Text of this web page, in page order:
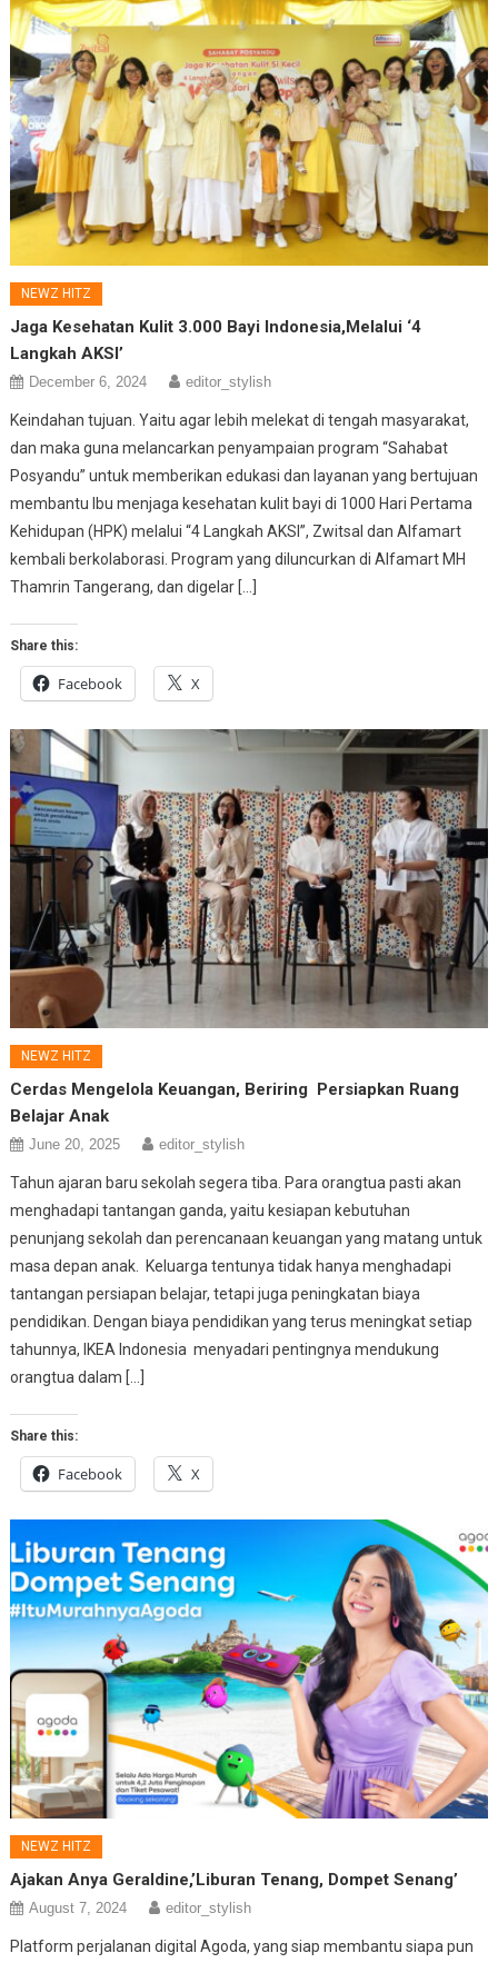
NEWZ HITZ
Jaga Kesehatan Kulit 3.000 Bayi Indonesia,Melalui ‘4
Langkah AKSI’
December 6, 2024 editor_stylish
Keindahan tujuan. Yaitu agar lebih melekat di tengah masyarakat,
dan maka guna melancarkan penyampaian program “Sahabat
Posyandu” untuk memberikan edukasi dan layanan yang bertujuan
membantu Ibu menjaga kesehatan kulit bayi di 1000 Hari Pertama
Kehidupan (HPK) melalui “4 Langkah AKSI”, Zwitsal dan Alfamart
kembali berkolaborasi. Program yang diluncurkan di Alfamart MH
Thamrin Tangerang, dan digelar […]
Share this:
Facebook X
NEWZ HITZ
Cerdas Mengelola Keuangan, Beriring Persiapkan Ruang
Belajar Anak
June 20, 2025 editor_stylish
Tahun ajaran baru sekolah segera tiba. Para orangtua pasti akan
menghadapi tantangan ganda, yaitu kesiapan kebutuhan
penunjang sekolah dan perencanaan keuangan yang matang untuk
masa depan anak. Keluarga tentunya tidak hanya menghadapi
tantangan persiapan belajar, tetapi juga peningkatan biaya
pendidikan. Dengan biaya pendidikan yang terus meningkat setiap
tahunnya, IKEA Indonesia menyadari pentingnya mendukung
orangtua dalam […]
Share this:
Facebook X
NEWZ HITZ
Ajakan Anya Geraldine,’Liburan Tenang, Dompet Senang’
August 7, 2024 editor_stylish
Platform perjalanan digital Agoda, yang siap membantu siapa pun